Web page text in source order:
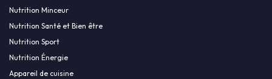
Nutrition Minceur
Nutrition Santé et Bien être
Nutrition Sport
Nutrition Énergie
Appareil de cuisine